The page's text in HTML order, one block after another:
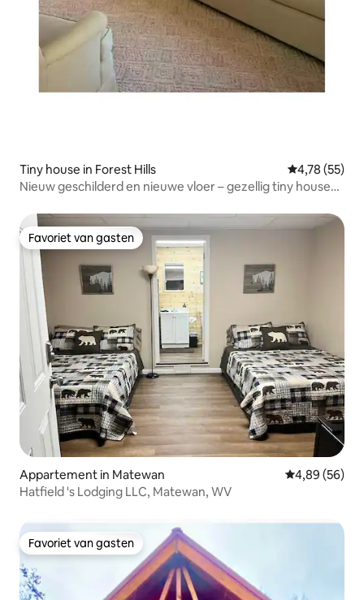
Tiny house in Forest Hills Gemiddelde
4,78 (55)
Nieuw geschilderd en nieuwe vloer – gezellig tiny house
Favoriet van gasten
Favoriet van gasten
Appartement in Matewan Gemiddelde
4,89 (56)
Hatfield 's Lodging LLC, Matewan, WV
Favoriet van gasten
Favoriet van gasten